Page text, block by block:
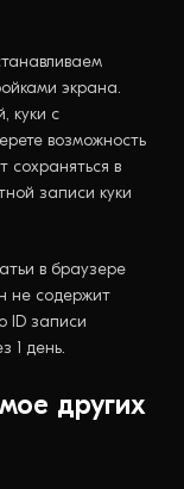
экрана.
куки с
возможность
сохраняться в
записи куки
в браузере
не содержит
ID записи
1 день.
других